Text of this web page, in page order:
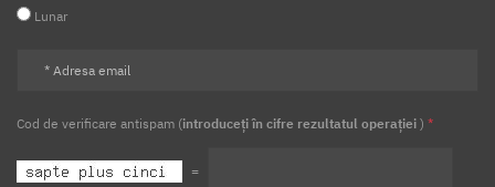
Lunar
Cod de verificare antispam (introduceți în cifre rezultatul operației ) *
=